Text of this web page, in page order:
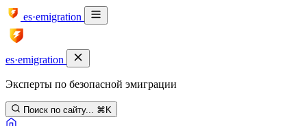
es·emigration
es·emigration
Эксперты по безопасной эмиграции
Поиск по сайту... ⌘K